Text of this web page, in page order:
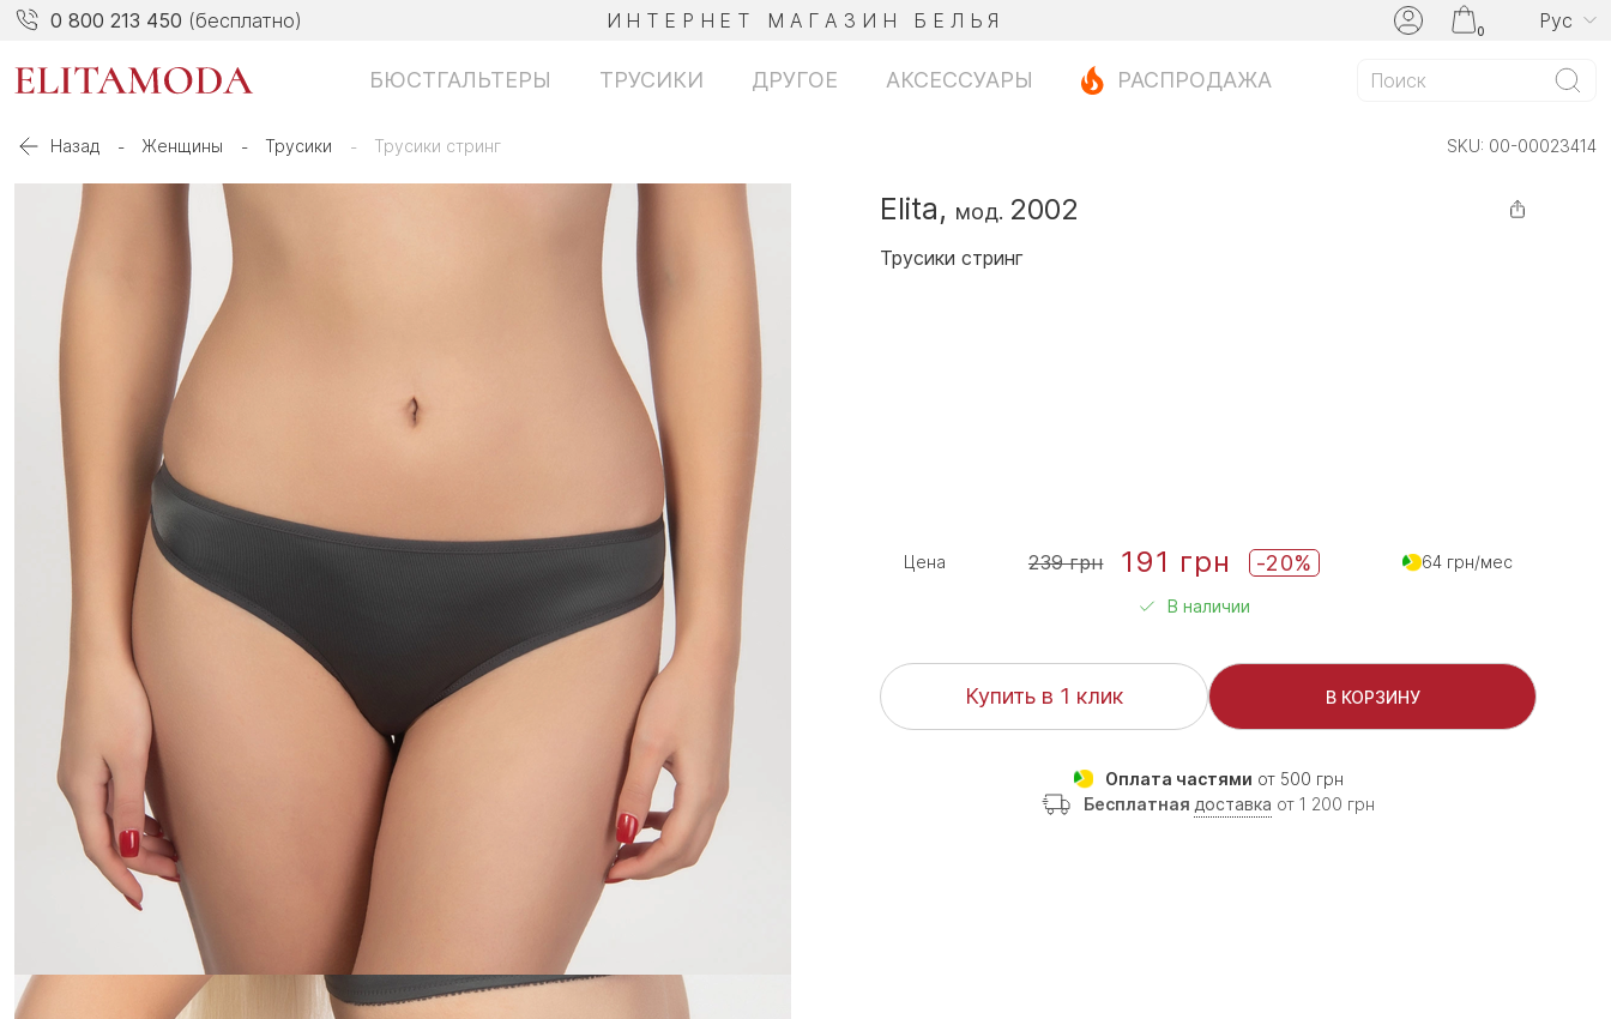
0 800 213 450 (бесплатно) ИНТЕРНЕТ МАГАЗИН БЕЛЬЯ 0 Рус
БЮСТГАЛЬТЕРЫ ТРУСИКИ ДРУГОЕ АКСЕССУАРЫ РАСПРОДАЖА
Назад Женщины Трусики Трусики стринг SKU: 00-00023414
Elita, мод. 2002
Трусики стринг
Цена 239 грн 191 грн -20% 64 грн/мес
В наличии
Купить в 1 клик В КОРЗИНУ
Оплата частями от 500 грн
Бесплатная доставка от 1 200 грн